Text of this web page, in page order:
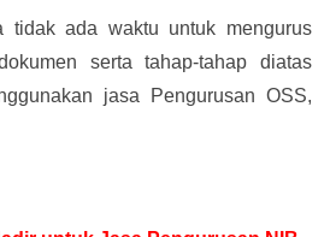
tidak ada waktu untuk mengurus
serta tahap-tahap diatas
jasa Pengurusan OSS,